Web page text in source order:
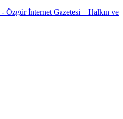
- Özgür İnternet Gazetesi – Halkın ve